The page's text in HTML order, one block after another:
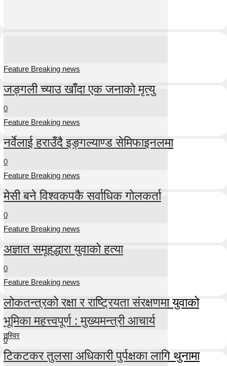
Feature Breaking news
जङ्गली च्याउ खाँदा एक जनाको मृत्यु
0
Feature Breaking news
नर्वेलाई हराउँदै इङ्गल्याण्ड सेमिफाइनलमा
0
Feature Breaking news
मेसी बने विश्वकपकै सर्वाधिक गोलकर्ता
0
Feature Breaking news
अज्ञात समूहद्धारा युवाको हत्या
0
Feature Breaking news
लोकतन्त्रको रक्षा र राष्ट्रियता संरक्षणमा युवाको
भूमिका महत्त्वपूर्ण : मुख्यमन्त्री आचार्य
0
तस्विर
टिकटकर तुलसा अधिकारी पुर्पक्षका लागि थुनामा